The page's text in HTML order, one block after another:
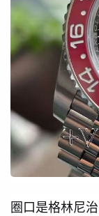
圈口是格林尼